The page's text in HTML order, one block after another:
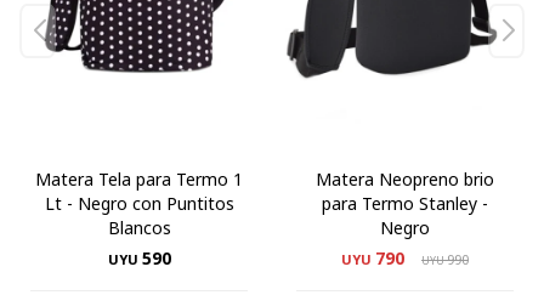
Matera Tela para Termo 1
Lt - Negro con Puntitos
Blancos
UYU 590
Matera Neopreno brio
para Termo Stanley -
Negro
UYU 790 UYU990